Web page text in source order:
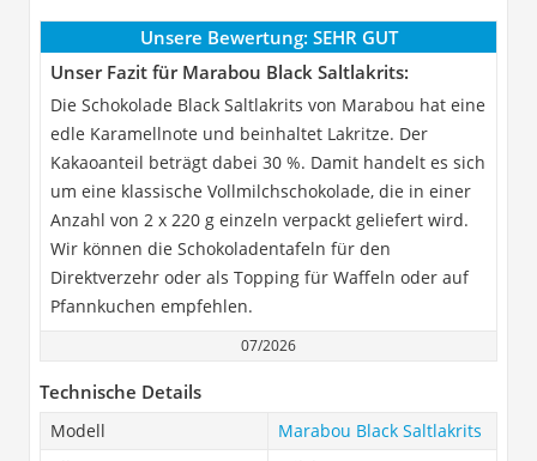
Unsere Bewertung: SEHR GUT
Unser Fazit für Marabou Black Saltlakrits:
Die Schokolade Black Saltlakrits von Marabou hat eine
edle Karamellnote und beinhaltet Lakritze. Der
Kakaoanteil beträgt dabei 30 %. Damit handelt es sich
um eine klassische Vollmilchschokolade, die in einer
Anzahl von 2 x 220 g einzeln verpackt geliefert wird.
Wir können die Schokoladentafeln für den
Direktverzehr oder als Topping für Waffeln oder auf
Pfannkuchen empfehlen.
07/2026
Technische Details
Modell
Marabou Black Saltlakrits